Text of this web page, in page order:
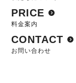
PRICE
料金案内
CONTACT
お問い合わせ